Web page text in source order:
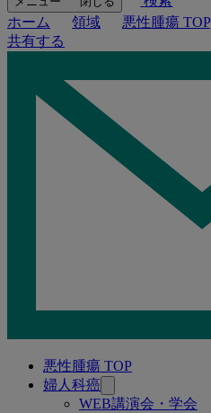
ホーム
領域 悪性腫瘍 TOP
共有する
悪性腫瘍 TOP
婦人科癌
WEB講演会・学会